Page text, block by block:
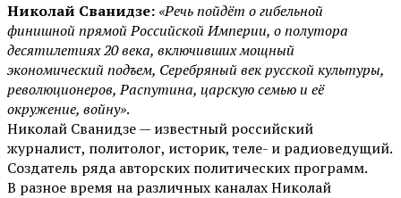
Николай Сванидзе: «Речь пойдёт о гибельной
финишной прямой Российской Империи, о полутора
десятилетиях 20 века, включивших мощный
экономический подъем, Серебряный век русской культуры,
революционеров, Распутина, царскую семью и её
окружение, войну».
Николай Сванидзе — известный российский
журналист, политолог, историк, теле- и радиоведущий.
Создатель ряда авторских политических программ.
В разное время на различных каналах Николай